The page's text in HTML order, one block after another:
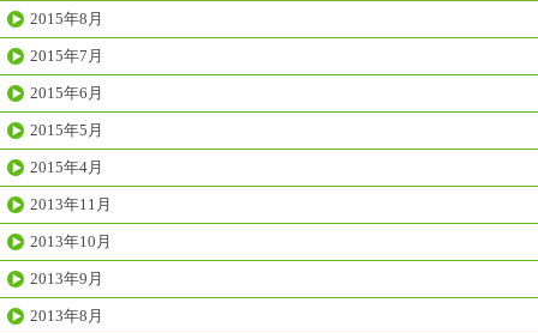
2015年8月
2015年7月
2015年6月
2015年5月
2015年4月
2013年11月
2013年10月
2013年9月
2013年8月